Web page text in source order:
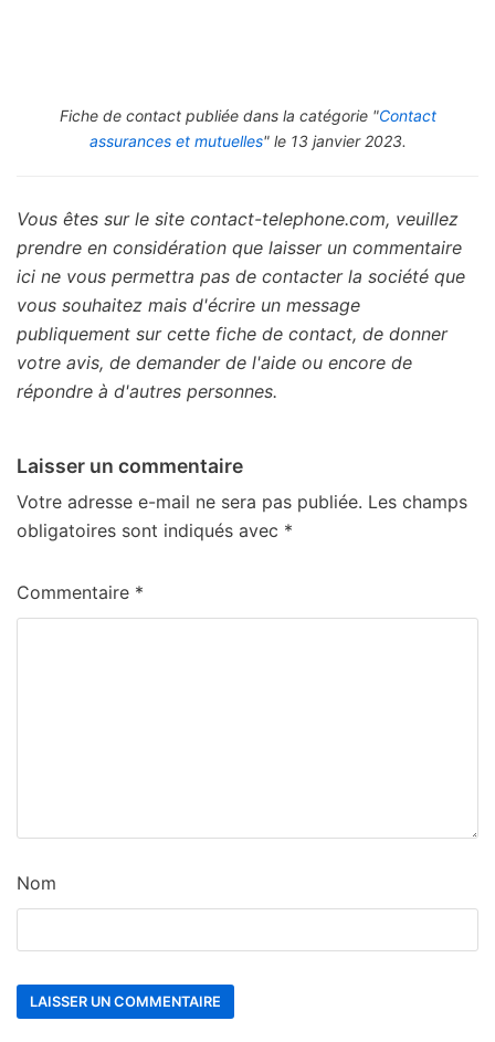
Fiche de contact publiée dans la catégorie "Contact
assurances et mutuelles" le 13 janvier 2023.
Vous êtes sur le site contact-telephone.com, veuillez
prendre en considération que laisser un commentaire
ici ne vous permettra pas de contacter la société que
vous souhaitez mais d'écrire un message
publiquement sur cette fiche de contact, de donner
votre avis, de demander de l'aide ou encore de
répondre à d'autres personnes.
Laisser un commentaire
Votre adresse e-mail ne sera pas publiée. Les champs
obligatoires sont indiqués avec *
Commentaire *
Nom